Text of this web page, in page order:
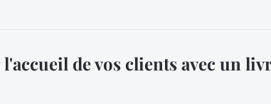
de vos clients avec un